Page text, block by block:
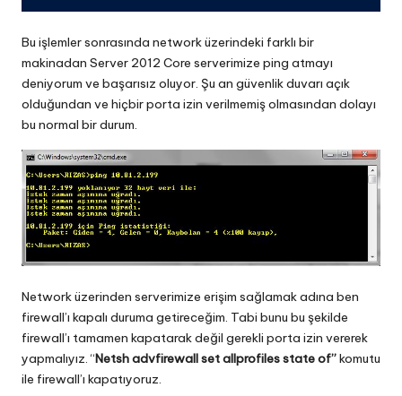
Bu işlemler sonrasında network üzerindeki farklı bir
makinadan Server 2012 Core serverimize ping atmayı
deniyorum ve başarısız oluyor. Şu an güvenlik duvarı açık
olduğundan ve hiçbir porta izin verilmemiş olmasından dolayı
bu normal bir durum.
Network üzerinden serverimize erişim sağlamak adına ben
firewall’ı kapalı duruma getireceğim. Tabi bunu bu şekilde
firewall’ı tamamen kapatarak değil gerekli porta izin vererek
yapmalıyız. “Netsh advfirewall set allprofiles state of”komutu
ile firewall’ı kapatıyoruz.